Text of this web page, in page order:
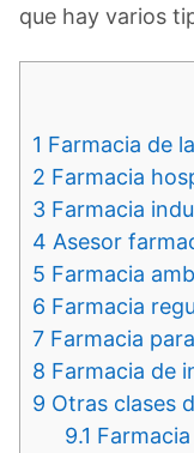
que hay varios
1 Farmacia de
2 Farmacia
3 Farmacia
4 Asesor
5 Farmacia
6 Farmacia
7 Farmacia
8 Farmacia de
9 Otras clases
9.1